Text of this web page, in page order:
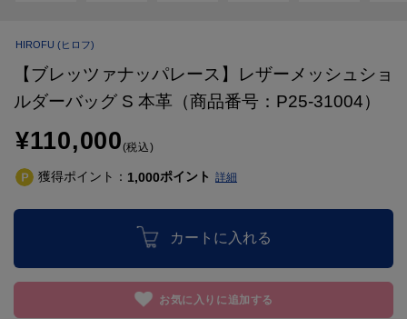
HIROFU (ヒロフ)
【ブレッツァナッパレース】レザーメッシュショ
ルダーバッグ S 本革（商品番号：P25-31004）
¥110,000(税込)
獲得ポイント： 1,000ポイント 詳細
カートに入れる
お気に入りに追加する